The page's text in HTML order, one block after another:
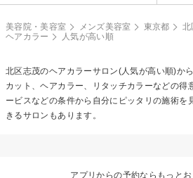
美容院・美容室 メンズ美容室 東京都 北
ヘアカラー
人気が高い順
北区志茂のヘアカラーサロン(人気が高い順)か
カット、ヘアカラー、リタッチカラーなどの得
ービスなどの条件から自分にピッタリの施術を
きるサロンもあります。
アプリからの予約ならもっとお